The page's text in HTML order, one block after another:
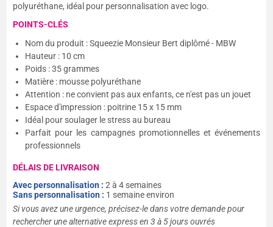
polyuréthane, idéal pour personnalisation avec logo.
POINTS-CLÉS
Nom du produit : Squeezie Monsieur Bert diplômé - MBW
Hauteur : 10 cm
Poids : 35 grammes
Matière : mousse polyuréthane
Attention : ne convient pas aux enfants, ce n'est pas un jouet
Espace d'impression : poitrine 15 x 15 mm
Idéal pour soulager le stress au bureau
Parfait pour les campagnes promotionnelles et événements
professionnels
DÉLAIS DE LIVRAISON
Avec personnalisation :2 à 4 semaines
Sans personnalisation : 1 semaine environ
Si vous avez une urgence, précisez-le dans votre demande pour
rechercher une alternative express en 3 à 5 jours ouvrés